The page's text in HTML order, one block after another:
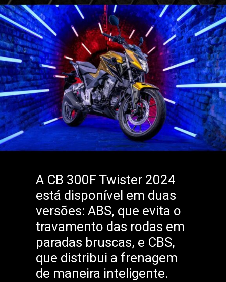
A CB 300F Twister 2024
está disponível em duas
versões: ABS, que evita o
travamento das rodas em
paradas bruscas, e CBS,
que distribui a frenagem
de maneira inteligente.